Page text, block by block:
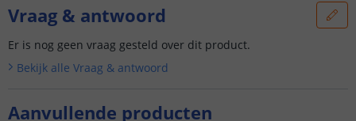
Aanvullende producten
Vraag & antwoord
Er is nog geen vraag gesteld over dit product.
Bekijk alle Vraag & antwoord